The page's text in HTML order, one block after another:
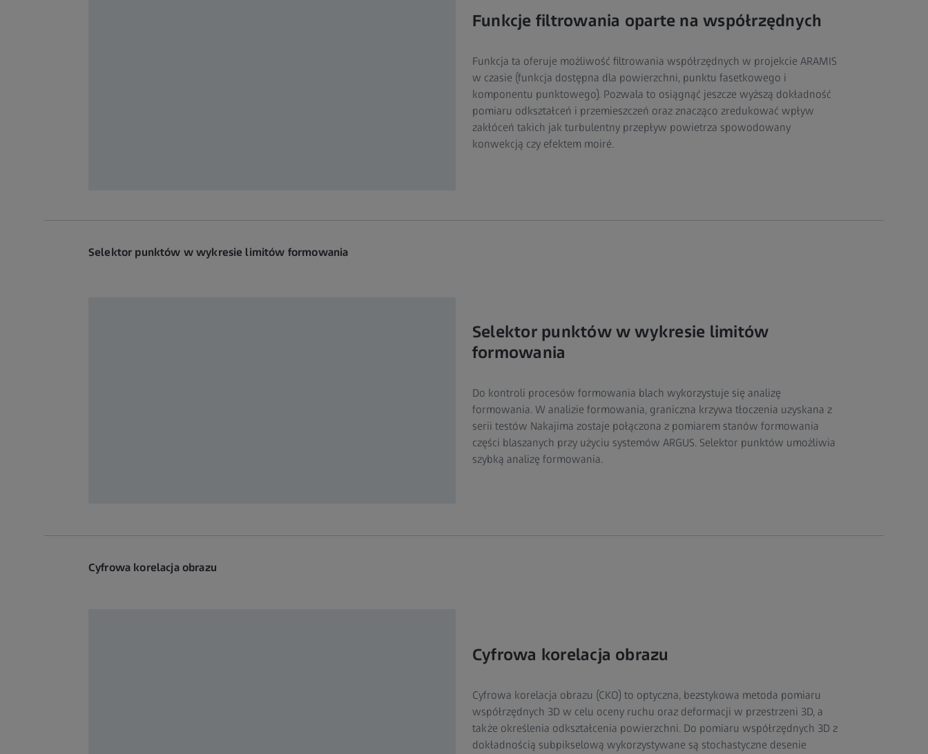
Funkcje filtrowania oparte na współrzędnych
Funkcja ta oferuje możliwość filtrowania współrzędnych w projekcie ARAMIS
w czasie (funkcja dostępna dla powierzchni, punktu fasetkowego i
komponentu punktowego). Pozwala to osiągnąć jeszcze wyższą dokładność
pomiaru odkształceń i przemieszczeń oraz znacząco zredukować wpływ
zakłóceń takich jak turbulentny przepływ powietrza spowodowany
konwekcją czy efektem moiré.
Selektor punktów w wykresie limitów formowania
Selektor punktów w wykresie limitów
formowania
Do kontroli procesów formowania blach wykorzystuje się analizę
formowania. W analizie formowania, graniczna krzywa tłoczenia uzyskana z
serii testów Nakajima zostaje połączona z pomiarem stanów formowania
części blaszanych przy użyciu systemów ARGUS. Selektor punktów umożliwia
szybką analizę formowania.
Cyfrowa korelacja obrazu
Cyfrowa korelacja obrazu
Cyfrowa korelacja obrazu (CKO) to optyczna, bezstykowa metoda pomiaru
współrzędnych 3D w celu oceny ruchu oraz deformacji w przestrzeni 3D, a
także określenia odkształcenia powierzchni. Do pomiaru współrzędnych 3D z
dokładnością subpikselową wykorzystywane są stochastyczne desenie